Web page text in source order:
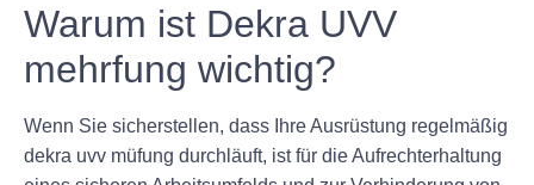
Warum ist Dekra UVV
mehrfung wichtig?
Wenn Sie sicherstellen, dass Ihre Ausrüstung regelmäßig
dekra uvv müfung durchläuft, ist für die Aufrechterhaltung